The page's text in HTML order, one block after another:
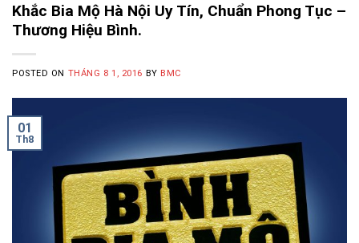
Khắc Bia Mộ Hà Nội Uy Tín, Chuẩn Phong Tục –
Thương Hiệu Bình.
POSTED ON THÁNG 8 1, 2016 BY BMC
01
Th8